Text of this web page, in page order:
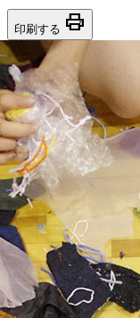
印刷する print